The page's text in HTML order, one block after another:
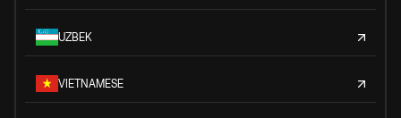
UZBEK
VIETNAMESE